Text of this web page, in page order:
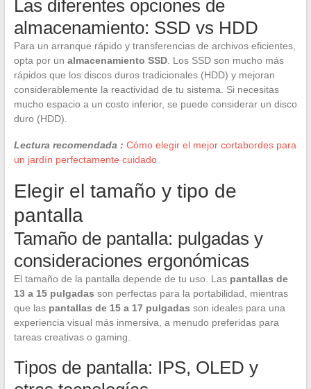
Las diferentes opciones de
almacenamiento: SSD vs HDD
Para un arranque rápido y transferencias de archivos eficientes,
opta por un almacenamiento SSD. Los SSD son mucho más
rápidos que los discos duros tradicionales (HDD) y mejoran
considerablemente la reactividad de tu sistema. Si necesitas
mucho espacio a un costo inferior, se puede considerar un disco
duro (HDD).
Lectura recomendada : Cómo elegir el mejor cortabordes para
un jardín perfectamente cuidado
Elegir el tamaño y tipo de
pantalla
Tamaño de pantalla: pulgadas y
consideraciones ergonómicas
El tamaño de la pantalla depende de tu uso. Las pantallas de
13 a 15 pulgadas son perfectas para la portabilidad, mientras
que las pantallas de 15 a 17 pulgadas son ideales para una
experiencia visual más inmersiva, a menudo preferidas para
tareas creativas o gaming.
Tipos de pantalla: IPS, OLED y